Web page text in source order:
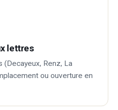
lettres
(Decayeux, Renz, La
ou ouverture en